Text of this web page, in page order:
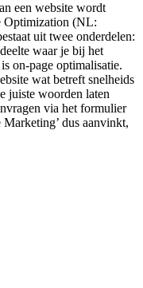
een website wordt
Optimization (NL:
uit twee onderdelen:
waar je bij het
on-page optimalisatie.
wat betreft snelheids
juiste woorden laten
via het formulier
dus aanvinkt,